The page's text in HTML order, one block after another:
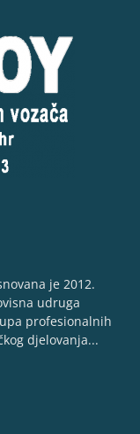
je 2012.
udruga
profesionalnih
djelovanja...